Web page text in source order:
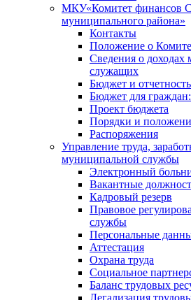
МКУ«Комитет финансов
муниципального района»
Контакты
Положение о
Сведения о
служащих
Бюджет и отчетность
Бюджет для
Проект бюджета
Порядки и
Распоряжения
Управление труда,
муниципальной службы
Электронный
Вакантные
Кадровый резерв
Правовое
службы
Персональные
Аттестация
Охрана труда
Социальное
Баланс трудовых
Легализация